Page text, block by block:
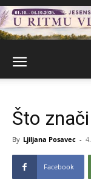
Što
By Ljiljana Posavec -
Facebook